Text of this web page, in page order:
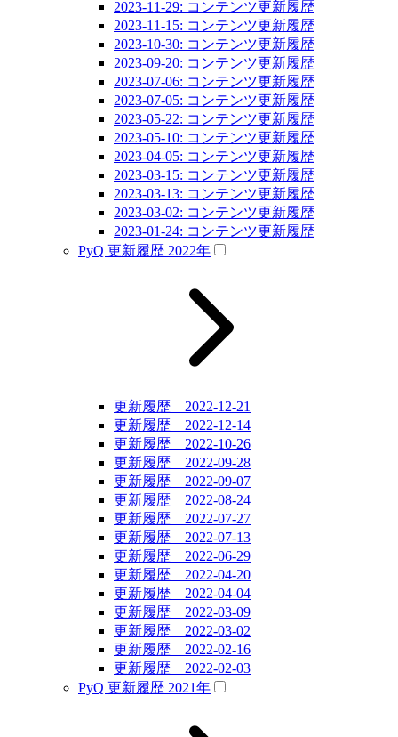
2023-11-29: コンテンツ更新履歴
2023-11-15: コンテンツ更新履歴
2023-10-30: コンテンツ更新履歴
2023-09-20: コンテンツ更新履歴
2023-07-06: コンテンツ更新履歴
2023-07-05: コンテンツ更新履歴
2023-05-22: コンテンツ更新履歴
2023-05-10: コンテンツ更新履歴
2023-04-05: コンテンツ更新履歴
2023-03-15: コンテンツ更新履歴
2023-03-13: コンテンツ更新履歴
2023-03-02: コンテンツ更新履歴
2023-01-24: コンテンツ更新履歴
PyQ 更新履歴 2022年
更新履歴 2022-12-21
更新履歴 2022-12-14
更新履歴 2022-10-26
更新履歴 2022-09-28
更新履歴 2022-09-07
更新履歴 2022-08-24
更新履歴 2022-07-27
更新履歴 2022-07-13
更新履歴 2022-06-29
更新履歴 2022-04-20
更新履歴 2022-04-04
更新履歴 2022-03-09
更新履歴 2022-03-02
更新履歴 2022-02-16
更新履歴 2022-02-03
PyQ 更新履歴 2021年